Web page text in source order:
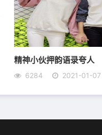
现实碰一碰
，礼让三分;人再犯我，
狂 香烟美酒配槟郎 做
为他是美好的，那是因
不是你想像中的那么美好
精神小伙押韵语录夸人
6284 2021-01-